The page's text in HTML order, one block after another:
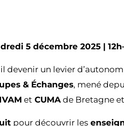
5 décembre 2025 |
devenir un levier
& Échanges, mené
etCUMAde Bretagne et
pour découvrir les